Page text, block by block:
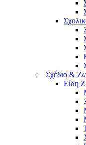
Σχέδιο &
Είδη